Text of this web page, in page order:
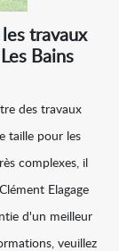
travaux
Bains
des travaux
taille pour les
complexes, il
Elagage
d'un meilleur
veuillez